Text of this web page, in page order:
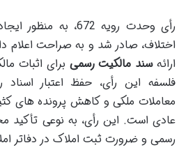
رأی وحدت رویه 672،
اختلاف، صادر شد و به صراحت اعلام
ارائهسند مالکیت رسمی برای اثبات
فلسفه این رأی، حفظ اعتبار اسناد
معاملات ملکی و کاهش پرونده های
عادی است. این رأی، به نوعی تأکید
رسمی و ضرورت ثبت املاک در دفاتر